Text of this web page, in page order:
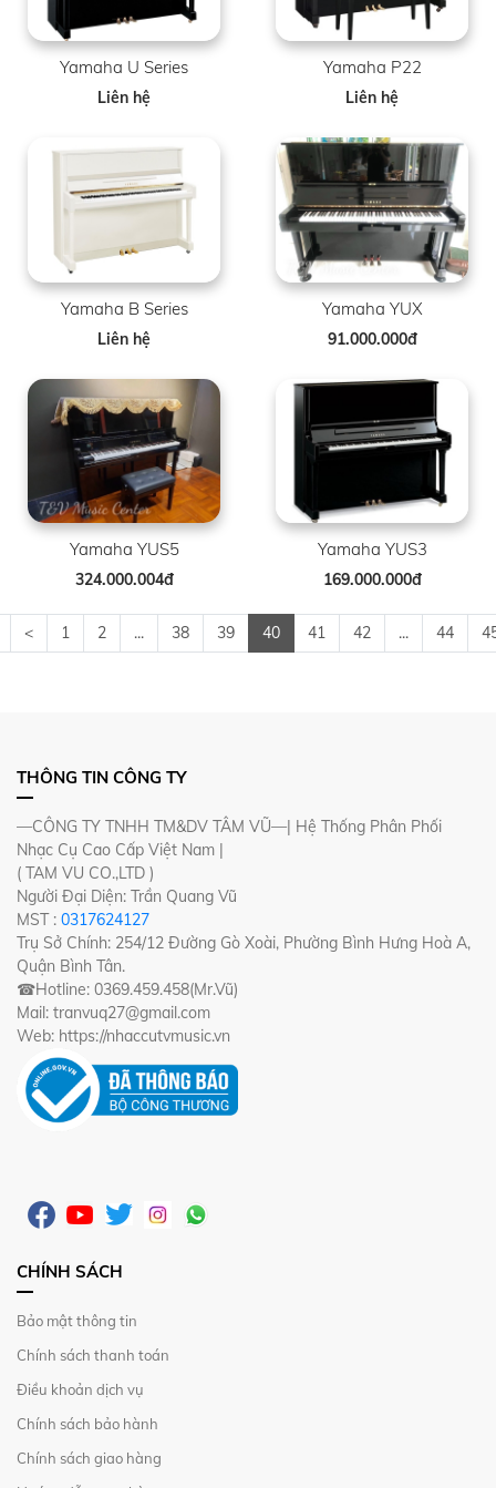
Yamaha U Series
Liên hệ
Yamaha P22
Liên hệ
Yamaha B Series
Liên hệ
Yamaha YUX
91.000.000đ
Yamaha YUS5
324.000.004đ
Yamaha YUS3
169.000.000đ
< 1 2 ... 38 39 40 41 42 ... 44
THÔNG TIN CÔNG TY
—CÔNG TY TNHH TM&DV TÂM VŨ—| Hệ Thống Phân Phối
Nhạc Cụ Cao Cấp Việt Nam |
( TAM VU CO.,LTD )
Người Đại Diện: Trần Quang Vũ
MST : 0317624127
Trụ Sở Chính: 254/12 Đường Gò Xoài, Phường Bình Hưng Hoà A,
Quận Bình Tân.
☎Hotline: 0369.459.458(Mr.Vũ)
Mail: tranvuq27@gmail.com
Web: https://nhaccutvmusic.vn
CHÍNH SÁCH
Bảo mật thông tin
Chính sách thanh toán
Điều khoản dịch vụ
Chính sách bảo hành
Chính sách giao hàng